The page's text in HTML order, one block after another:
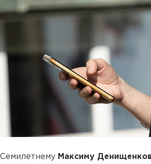
Семилетнему Максиму